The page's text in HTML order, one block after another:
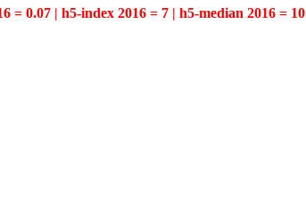
= 0.07 | h5-index 2016 = 7 | h5-median 2016 = 10